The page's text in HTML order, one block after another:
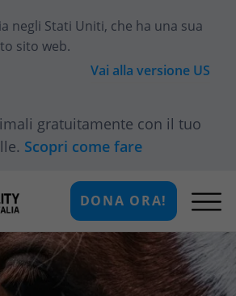
negli Stati Uniti, che ha una sua
sito web.
Vai alla versione US
gratuitamente con il tuo
Scopri come fare
DONA ORA!